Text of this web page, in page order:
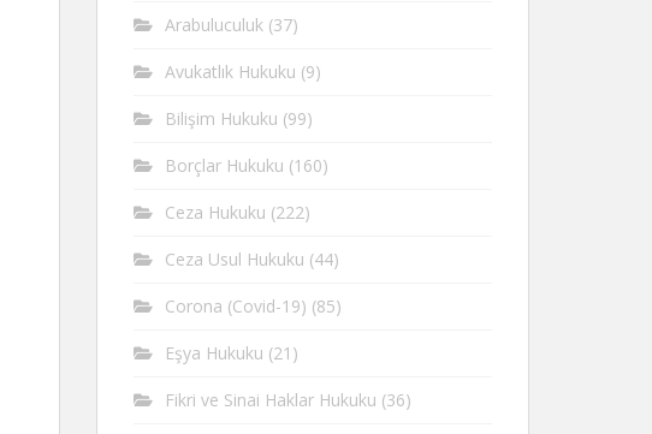
Arabuluculuk (37)
Avukatlık Hukuku (9)
Bilişim Hukuku (99)
Borçlar Hukuku (160)
Ceza Hukuku (222)
Ceza Usul Hukuku (44)
Corona (Covid-19) (85)
Eşya Hukuku (21)
Fikri ve Sinai Haklar Hukuku (36)